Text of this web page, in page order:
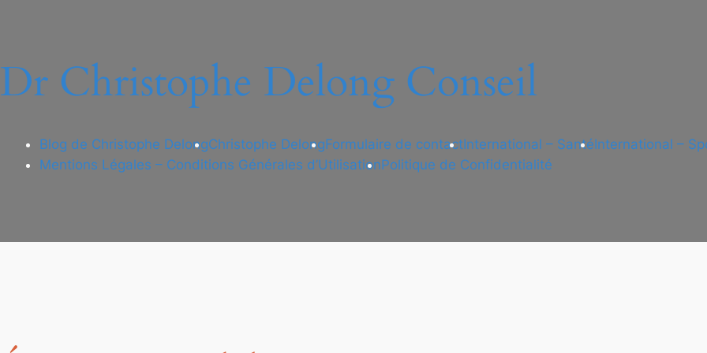
Dr Christophe Delong Conseil
Blog de Christophe DelongChristophe DelongFormulaire de contactInternational – SantéInternational –
Mentions Légales – Conditions Générales d’UtilisationPolitique de Confidentialité